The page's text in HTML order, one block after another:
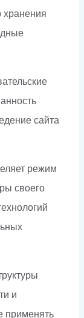
хранения
сайта
режим
своего
и
применять